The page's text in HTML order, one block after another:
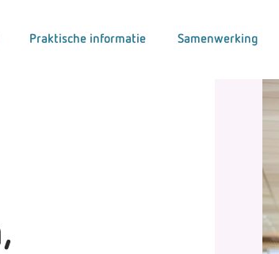
Praktische informatie Samenwerking